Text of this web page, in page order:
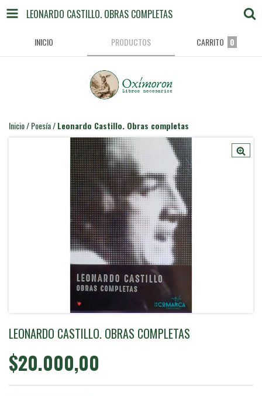
LEONARDO CASTILLO. OBRAS COMPLETAS
INICIO PRODUCTOS CARRITO 0
Inicio/Poesía/Leonardo Castillo. Obras completas
LEONARDO CASTILLO. OBRAS COMPLETAS
$20.000,00